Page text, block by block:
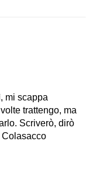
mi scappa
trattengo, ma
Scriverò, dirò
Colasacco